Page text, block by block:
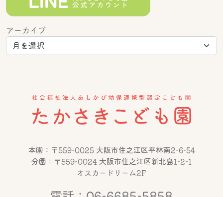
アーカイブ
本園：〒559-0025 大阪市住之江区平林南2-6-54
分園：〒559-0024 大阪市住之江区新北島1-2-1
オスカードリーム2F